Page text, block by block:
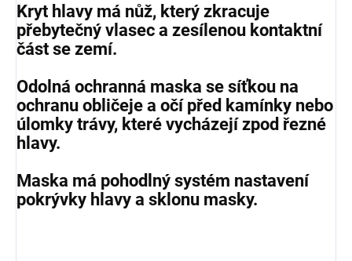
Kryt hlavy má nůž, který zkracuje
přebytečný vlasec a zesílenou kontaktní
část se zemí.
Odolná ochranná maska se síťkou na
ochranu obličeje a očí před kamínky nebo
úlomky trávy, které vycházejí zpod řezné
hlavy.
Maska má pohodlný systém nastavení
pokrývky hlavy a sklonu masky.